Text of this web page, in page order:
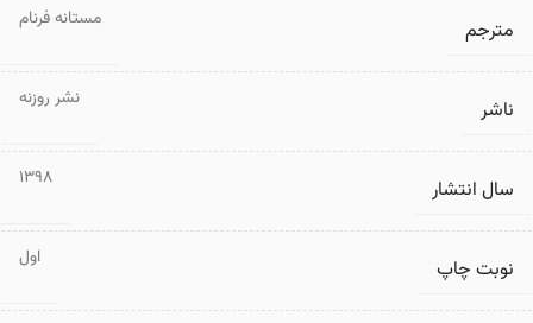
مترجم مستانه فرنام
ناشر نشر روزنه
سال انتشار 1398
نوبت چاپ اول